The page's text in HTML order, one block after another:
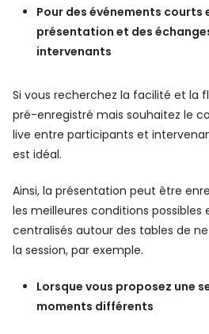
Pour des événements courts
présentation et des
intervenants
Si vous recherchez la facilité et la
pré-enregistré mais souhaitez le
live entre participants et
est idéal.
Ainsi, la présentation peut être
les meilleures conditions possibles
centralisés autour des tables de
la session, par exemple.
Lorsque vous proposez une
moments différents